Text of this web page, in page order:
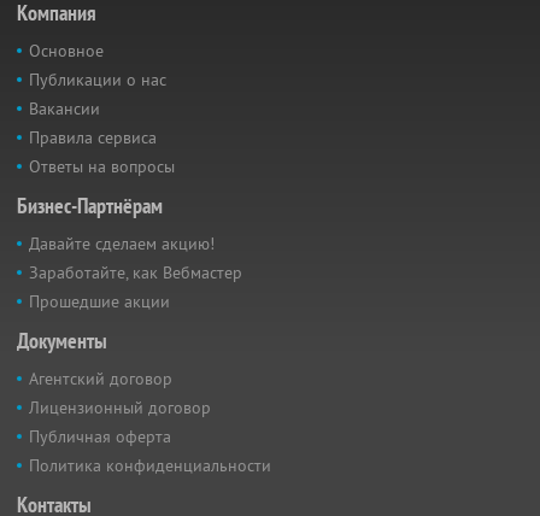
Компания
Основное
Публикации о нас
Вакансии
Правила сервиса
Ответы на вопросы
Бизнес-Партнёрам
Давайте сделаем акцию!
Заработайте, как Вебмастер
Прошедшие акции
Документы
Агентский договор
Лицензионный договор
Публичная оферта
Политика конфиденциальности
Контакты